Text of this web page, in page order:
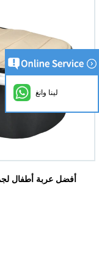
أفضل عربة أطفال
لينا وانغ